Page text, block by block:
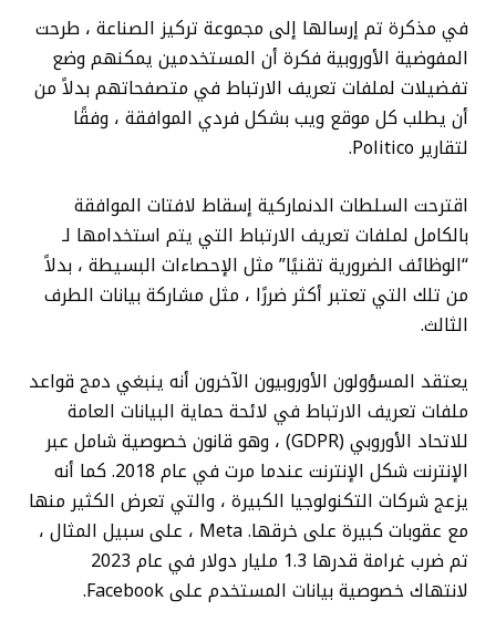
في مذكرة تم إرسالها إلى مجموعة تركيز الصناعة ، طرحت
المفوضية الأوروبية فكرة أن المستخدمين يمكنهم وضع
تفضيلات لملفات تعريف الارتباط في متصفحاتهم بدلاً من
أن يطلب كل موقع ويب بشكل فردي الموافقة ، وفقًا
لتقارير Politico.
اقترحت السلطات الدنماركية إسقاط لافتات الموافقة
بالكامل لملفات تعريف الارتباط التي يتم استخدامها لـ
“الوظائف الضرورية تقنيًا” مثل الإحصاءات البسيطة ، بدلاً
من تلك التي تعتبر أكثر ضررًا ، مثل مشاركة بيانات الطرف
الثالث.
يعتقد المسؤولون الأوروبيون الآخرون أنه ينبغي دمج قواعد
ملفات تعريف الارتباط في لائحة حماية البيانات العامة
للاتحاد الأوروبي (GDPR) ، وهو قانون خصوصية شامل عبر
الإنترنت شكل الإنترنت عندما مرت في عام 2018. كما أنه
يزعج شركات التكنولوجيا الكبيرة ، والتي تعرض الكثير منها
مع عقوبات كبيرة على خرقها. Meta ، على سبيل المثال ،
تم ضرب غرامة قدرها 1.3 مليار دولار في عام 2023
لانتهاك خصوصية بيانات المستخدم على Facebook.